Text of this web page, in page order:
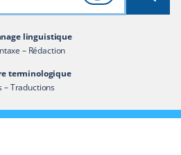
linguistique
– Rédaction
terminologique
– Traductions
terminologique